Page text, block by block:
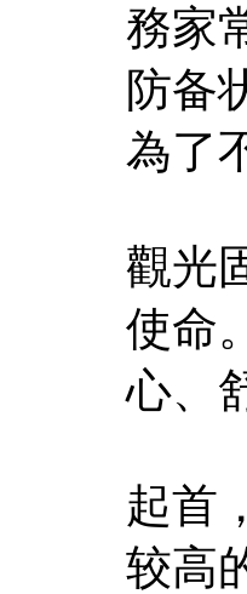
務家
防备
為了
觀光
使命
心、
起首
较高